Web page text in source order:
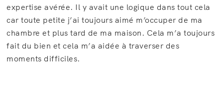
expertise avérée. Il y avait une logique dans tout cela
car toute petite j’ai toujours aimé m’occuper de ma
chambre et plus tard de ma maison. Cela m’a toujours
fait du bien et cela m’a aidée à traverser des
moments difficiles.